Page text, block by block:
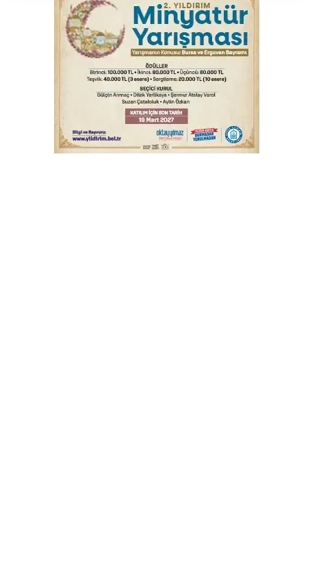
Trabzonspor'da Folcarelli ameliyat oldu
Serbest piyasada döviz fiyatları
6. Perseid Meteor Yağmuru Gözlem
Etkinliği Karacabey'de gökyüzü
tutkunlarını buluşturacak